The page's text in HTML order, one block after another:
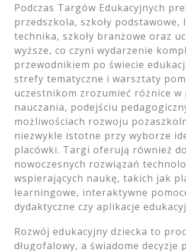
Podczas Targów Edukacyjnych
przedszkola, szkoły podstawowe,
technika, szkoły branżowe oraz
wyższe, co czyni wydarzenie
przewodnikiem po świecie
strefy tematyczne i warsztaty
uczestnikom zrozumieć różnice w
nauczania, podejściu
możliwościach rozwoju
niezwykle istotne przy wyborze
placówki. Targi oferują również
nowoczesnych rozwiązań
wspierających naukę, takich jak
learningowe, interaktywne
dydaktyczne czy aplikacje
Rozwój edukacyjny dziecka to
długofalowy, a świadome decyzje